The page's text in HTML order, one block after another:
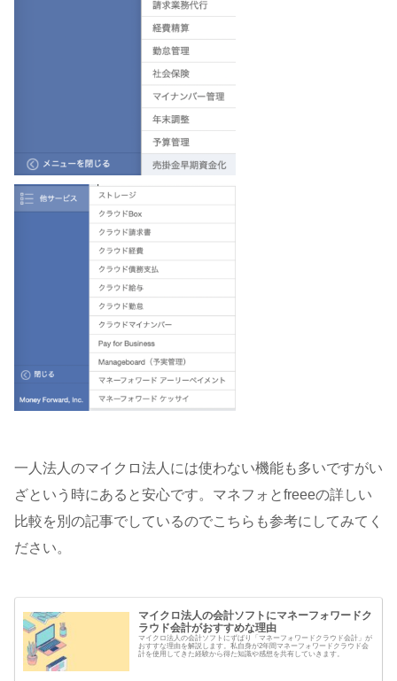
一人法人のマイクロ法人には使わない機能も多いですがい
ざという時にあると安心です。マネフォとfreeeの詳しい
比較を別の記事でしているのでこちらも参考にしてみてく
ださい。
マイクロ法人の会計ソフトにマネーフォワードク
ラウド会計がおすすめな理由
マイクロ法人の会計ソフトにずばり「マネーフォワードクラウド会計」が
おすすな理由を解説します。私自身が2年間マネーフォワードクラウド会
計を使用してきた経験から得た知識や感想を共有していきます。